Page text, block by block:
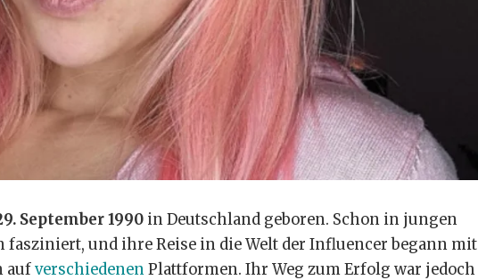
September 1990in Deutschland geboren. Schon in jungen
fasziniert, und ihre Reise in die Welt der Influencer begann mit
aufverschiedenenPlattformen. Ihr Weg zum Erfolg war jedoch